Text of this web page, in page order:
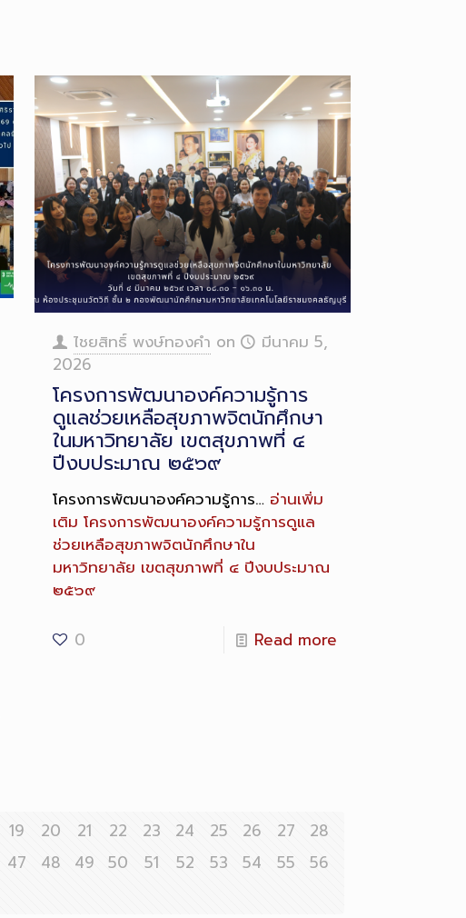
ไชยสิทธิ์ พงษ์ทองคำ on
มีนาคม 5,
2026
โครงการพัฒนาองค์ความรู้การ
ดูแลช่วยเหลือสุขภาพจิตนักศึกษา
ในมหาวิทยาลัย เขตสุขภาพที่ ๔
ปีงบประมาณ ๒๕๖๙
โครงการพัฒนาองค์ความรู้การ… อ่านเพิ่ม
เติม โครงการพัฒนาองค์ความรู้การดูแล
ช่วยเหลือสุขภาพจิตนักศึกษาใน
มหาวิทยาลัย เขตสุขภาพที่ ๔ ปีงบประมาณ
๒๕๖๙
0 Read more
19 20 21 22 23 24 25 26 27
28
47 48 49 50 51 52 53 54 55
56